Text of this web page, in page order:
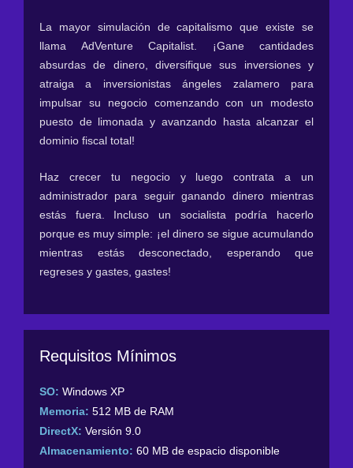
La mayor simulación de capitalismo que existe se
llama AdVenture Capitalist. ¡Gane cantidades
absurdas de dinero, diversifique sus inversiones y
atraiga a inversionistas ángeles zalamero para
impulsar su negocio comenzando con un modesto
puesto de limonada y avanzando hasta alcanzar el
dominio fiscal total!
Haz crecer tu negocio y luego contrata a un
administrador para seguir ganando dinero mientras
estás fuera. Incluso un socialista podría hacerlo
porque es muy simple: ¡el dinero se sigue acumulando
mientras estás desconectado, esperando que
regreses y gastes, gastes!
Requisitos Mínimos
SO: Windows XP
Memoria: 512 MB de RAM
DirectX: Versión 9.0
Almacenamiento: 60 MB de espacio disponible